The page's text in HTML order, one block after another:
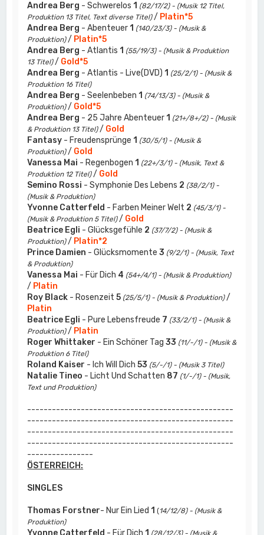
Andrea Berg - Schwerelos 1 (82/17/2) - (Musik 12 Titel,
Produktion 13 Titel, Text diverse Titel)/ Platin*5
Andrea Berg - Abenteuer 1 (140/23/3) - (Musik &
Produktion)/ Platin*5
Andrea Berg - Atlantis 1 (55/19/3) - (Musik & Produktion
13 Titel)/ Gold*5
Andrea Berg - Atlantis - Live(DVD) 1 (25/2/1) - (Musik &
Produktion 16 Titel)
Andrea Berg - Seelenbeben 1 (74/13/3) - (Musik &
Produktion)/ Gold*5
Andrea Berg - 25 Jahre Abenteuer 1 (21+/8+/2) - (Musik
& Produktion 13 Titel)/ Gold
Fantasy - Freudensprünge 1 (30/5/1) - (Musik &
Produktion)/ Gold
Vanessa Mai - Regenbogen 1 (22+/3/1) - (Musik, Text &
Produktion 12 Titel)/ Gold
Semino Rossi - Symphonie Des Lebens 2 (38/2/1) -
(Musik & Produktion)
Yvonne Catterfeld - Farben Meiner Welt 2 (45/3/1) -
(Musik & Produktion 5 Titel)/ Gold
Beatrice Egli - Glücksgefühle 2 (37/7/2) - (Musik &
Produktion)/ Platin*2
Prince Damien - Glücksmomente3 (9/2/1) - (Musik, Text
& Produktion)
Vanessa Mai - Für Dich 4 (54+/4/1) - (Musik & Produktion)
/ Platin
Roy Black - Rosenzeit5 (25/5/1) - (Musik & Produktion)/
Platin
Beatrice Egli - Pure Lebensfreude 7 (33/2/1) - (Musik &
Produktion)/ Platin
Roger Whittaker - Ein Schöner Tag33 (11/-/1) - (Musik &
Produktion 6 Titel)
Roland Kaiser - Ich Will Dich53 (5/-/1) - (Musik 3 Titel)
Natalie Tineo - Licht Und Schatten 87 (1/-/1) - (Musik,
Text und Produktion)
--------------------------------------------------
--------------------------------------------------
--------------------------------------------------
--------------------------------------------------
----------------
ÖSTERREICH:
SINGLES
Thomas Forstner- Nur Ein Lied 1 (14/12/8) - (Musik &
Produktion)